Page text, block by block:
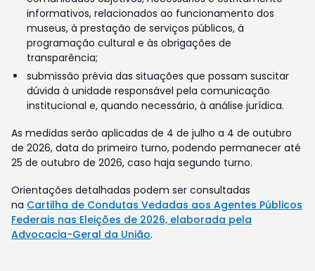
informativos, relacionados ao funcionamento dos
museus, à prestação de serviços públicos, à
programação cultural e às obrigações de
transparência;
submissão prévia das situações que possam suscitar
dúvida à unidade responsável pela comunicação
institucional e, quando necessário, à análise jurídica.
As medidas serão aplicadas de 4 de julho a 4 de outubro
de 2026, data do primeiro turno, podendo permanecer até
25 de outubro de 2026, caso haja segundo turno.
Orientações detalhadas podem ser consultadas
na Cartilha de Condutas Vedadas aos Agentes Públicos
Federais nas Eleições de 2026, elaborada pela
Advocacia-Geral da União.